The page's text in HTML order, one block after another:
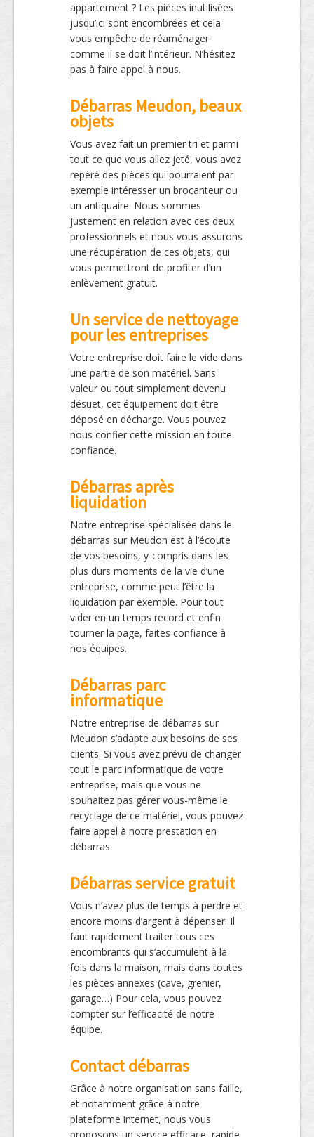
appartement ? Les pièces inutilisées
jusqu’ici sont encombrées et cela
vous empêche de réaménager
comme il se doit l’intérieur. N’hésitez
pas à faire appel à nous.
Débarras Meudon, beaux
objets
Vous avez fait un premier tri et parmi
tout ce que vous allez jeté, vous avez
repéré des pièces qui pourraient par
exemple intéresser un brocanteur ou
un antiquaire. Nous sommes
justement en relation avec ces deux
professionnels et nous vous assurons
une récupération de ces objets, qui
vous permettront de profiter d’un
enlèvement gratuit.
Un service de nettoyage
pour les entreprises
Votre entreprise doit faire le vide dans
une partie de son matériel. Sans
valeur ou tout simplement devenu
désuet, cet équipement doit être
déposé en décharge. Vous pouvez
nous confier cette mission en toute
confiance.
Débarras après
liquidation
Notre entreprise spécialisée dans le
débarras sur Meudon est à l’écoute
de vos besoins, y-compris dans les
plus durs moments de la vie d’une
entreprise, comme peut l’être la
liquidation par exemple. Pour tout
vider en un temps record et enfin
tourner la page, faites confiance à
nos équipes.
Débarras parc
informatique
Notre entreprise de débarras sur
Meudon s’adapte aux besoins de ses
clients. Si vous avez prévu de changer
tout le parc informatique de votre
entreprise, mais que vous ne
souhaitez pas gérer vous-même le
recyclage de ce matériel, vous pouvez
faire appel à notre prestation en
débarras.
Débarras service gratuit
Vous n’avez plus de temps à perdre et
encore moins d’argent à dépenser. Il
faut rapidement traiter tous ces
encombrants qui s’accumulent à la
fois dans la maison, mais dans toutes
les pièces annexes (cave, grenier,
garage…) Pour cela, vous pouvez
compter sur l’efficacité de notre
équipe.
Contact débarras
Grâce à notre organisation sans faille,
et notamment grâce à notre
plateforme internet, nous vous